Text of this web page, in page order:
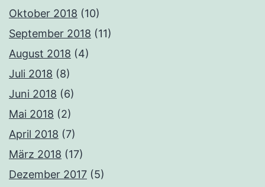
Oktober 2018 (10)
September 2018 (11)
August 2018 (4)
Juli 2018 (8)
Juni 2018 (6)
Mai 2018 (2)
April 2018 (7)
März 2018 (17)
Dezember 2017 (5)